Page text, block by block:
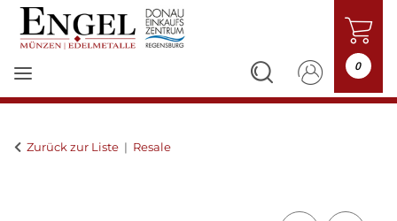
0
Zurück zur Liste Resale